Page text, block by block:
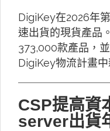
DigiKey在2026年
速出貨的現貨產品
373,000款產品，
DigiKey物流計畫
CSP提高
server出貨